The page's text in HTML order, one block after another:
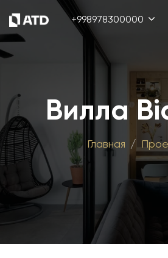
+998978300000
Вилла
Главная